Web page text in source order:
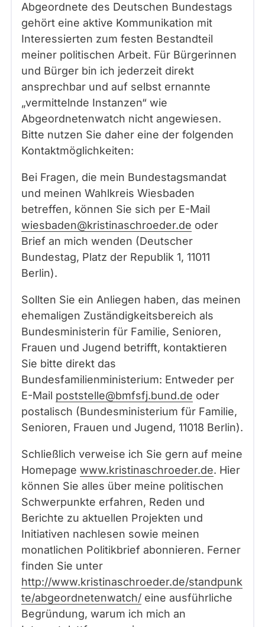
Abgeordnete des Deutschen Bundestags
gehört eine aktive Kommunikation mit
Interessierten zum festen Bestandteil
meiner politischen Arbeit. Für Bürgerinnen
und Bürger bin ich jederzeit direkt
ansprechbar und auf selbst ernannte
„vermittelnde Instanzen“ wie
Abgeordnetenwatch nicht angewiesen.
Bitte nutzen Sie daher eine der folgenden
Kontaktmöglichkeiten:
Bei Fragen, die mein Bundestagsmandat
und meinen Wahlkreis Wiesbaden
betreffen, können Sie sich per E-Mail
wiesbaden@kristinaschroeder.de oder
Brief an mich wenden (Deutscher
Bundestag, Platz der Republik 1, 11011
Berlin).
Sollten Sie ein Anliegen haben, das meinen
ehemaligen Zuständigkeitsbereich als
Bundesministerin für Familie, Senioren,
Frauen und Jugend betrifft, kontaktieren
Sie bitte direkt das
Bundesfamilienministerium: Entweder per
E-Mail poststelle@bmfsfj.bund.de oder
postalisch (Bundesministerium für Familie,
Senioren, Frauen und Jugend, 11018 Berlin).
Schließlich verweise ich Sie gern auf meine
Homepage www.kristinaschroeder.de. Hier
können Sie alles über meine politischen
Schwerpunkte erfahren, Reden und
Berichte zu aktuellen Projekten und
Initiativen nachlesen sowie meinen
monatlichen Politikbrief abonnieren. Ferner
finden Sie unter
http://www.kristinaschroeder.de/standpunk
te/abgeordnetenwatch/ eine ausführliche
Begründung, warum ich mich an